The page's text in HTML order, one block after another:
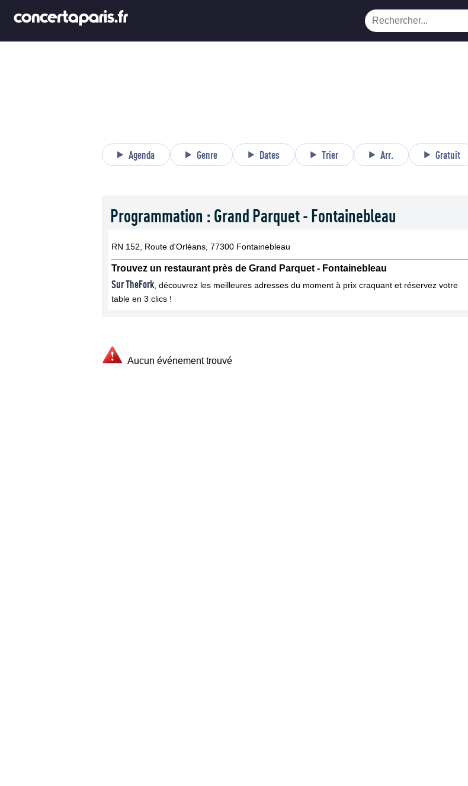
Agenda Genre Dates Trier Arr. Gratuit
Programmation : Grand Parquet - Fontainebleau
RN 152, Route d'Orléans, 77300 Fontainebleau
Trouvez un restaurant près de Grand Parquet - Fontainebleau
Sur TheFork , découvrez les meilleures adresses du moment à prix craquant et réservez votre
table en 3 clics !
Aucun événement trouvé